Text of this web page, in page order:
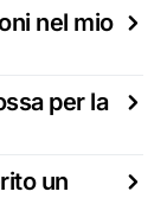
nel mio
per la
un